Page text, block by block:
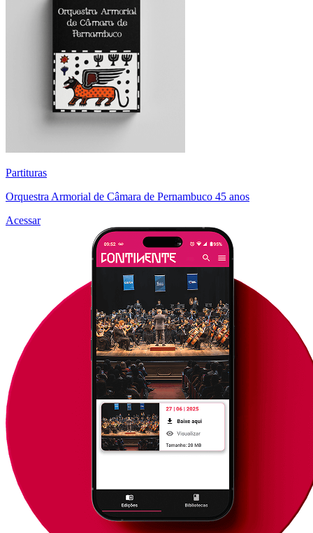
Partituras
Orquestra Armorial de Câmara de Pernambuco 45 anos
Acessar